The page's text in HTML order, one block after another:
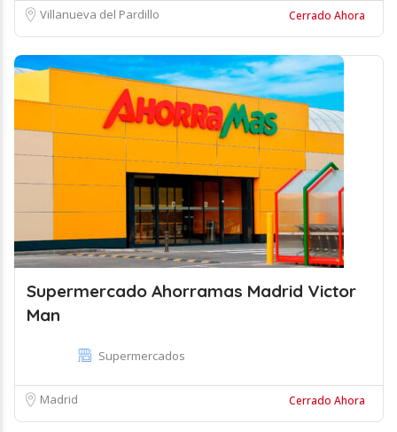
Villanueva del Pardillo Cerrado Ahora
Supermercado Ahorramas Madrid Victor
Man
Supermercados
Madrid Cerrado Ahora